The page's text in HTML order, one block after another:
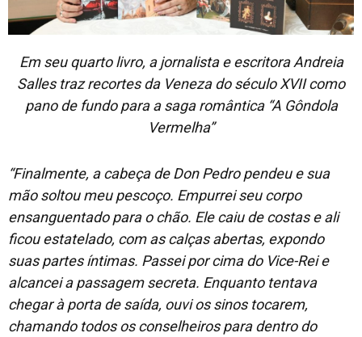
Em seu quarto livro, a jornalista e escritora Andreia
Salles traz recortes da Veneza do século XVII como
pano de fundo para a saga romântica “A Gôndola
Vermelha”
“Finalmente, a cabeça de Don Pedro pendeu e sua
mão soltou meu pescoço. Empurrei seu corpo
ensanguentado para o chão. Ele caiu de costas e ali
ficou estatelado, com as calças abertas, expondo
suas partes íntimas. Passei por cima do Vice-Rei e
alcancei a passagem secreta. Enquanto tentava
chegar à porta de saída, ouvi os sinos tocarem,
chamando todos os conselheiros para dentro do